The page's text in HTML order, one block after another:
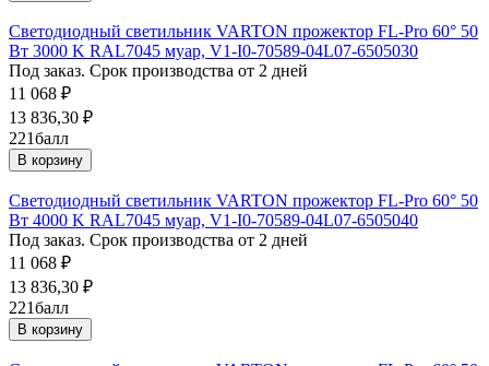
Светодиодный светильник VARTON прожектор FL-Pro 60° 50
Вт 3000 K RAL7045 муар, V1-I0-70589-04L07-6505030
Под заказ. Срок производства от 2 дней
11 068 ₽
13 836,30 ₽
221балл
В корзину
Светодиодный светильник VARTON прожектор FL-Pro 60° 50
Вт 4000 K RAL7045 муар, V1-I0-70589-04L07-6505040
Под заказ. Срок производства от 2 дней
11 068 ₽
13 836,30 ₽
221балл
В корзину